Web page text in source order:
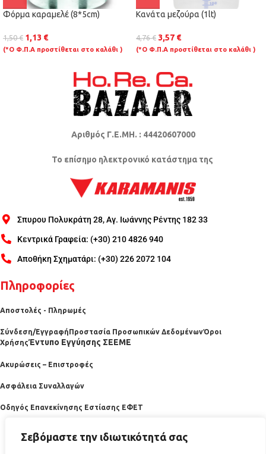
Σεβόμαστε την ιδιωτικότητά σας
Φόρμα καραμελέ (8*5cm)
1,50€ 1,13 €
(*Ο Φ.Π.Α προστίθεται στο καλάθι )
Κανάτα μεζούρα (1lt)
4,76€ 3,57 €
(*Ο Φ.Π.Α προστίθεται στο καλάθι )
Αριθμός Γ.Ε.ΜΗ. : 44420607000
Το επίσημο ηλεκτρονικό κατάστημα της
Σπυρου Πολυκράτη 28, Αγ. Ιωάννης Ρέντης 182 33
Κεντρικά Γραφεία: (+30) 210 4826 940
Αποθήκη Σχηματάρι: (+30) 226 2072 104
Πληροφορίες
Αποστολές - Πληρωμές
Σύνδεση/ΕγγραφήΠροστασία Προσωπικών ΔεδομένωνΌροι
ΧρήσηςΈντυπο Εγγύησης ΣΕΕΜΕ
Ακυρώσεις – Επιστροφές
Ασφάλεια Συναλλαγών
Οδηγός Επανεκίνησης Εστίασης ΕΦΕΤ